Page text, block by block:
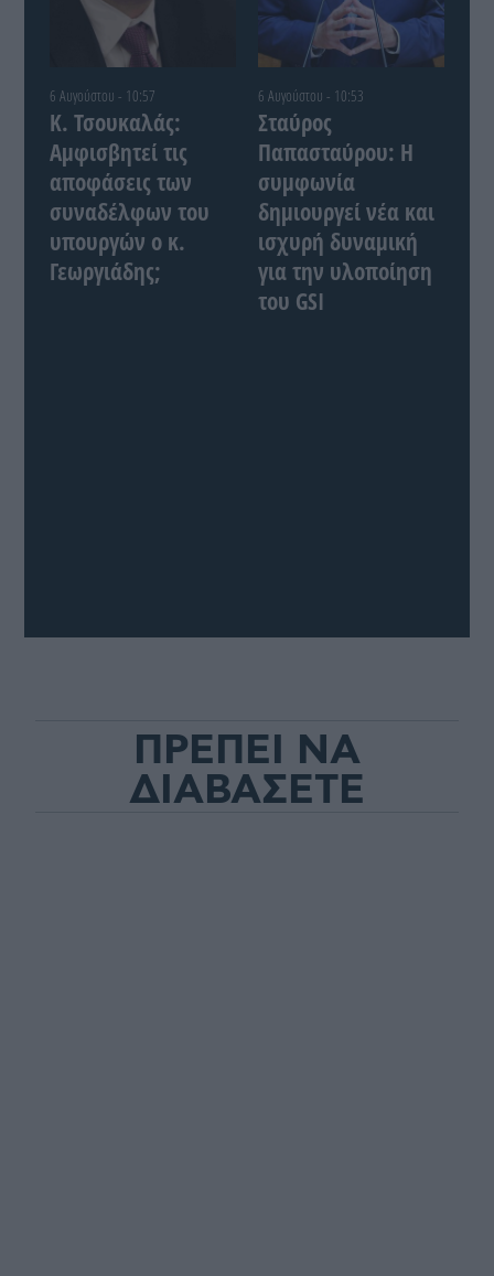
6 Αυγούστου - 10:57
Κ. Τσουκαλάς:
Αμφισβητεί τις
αποφάσεις των
συναδέλφων του
υπουργών ο κ.
Γεωργιάδης;
6 Αυγούστου - 10:53
Σταύρος
Παπασταύρου: Η
συμφωνία
δημιουργεί νέα και
ισχυρή δυναμική
για την υλοποίηση
του GSI
ΠΡΕΠΕΙ ΝΑ
ΔΙΑΒΑΣΕΤΕ